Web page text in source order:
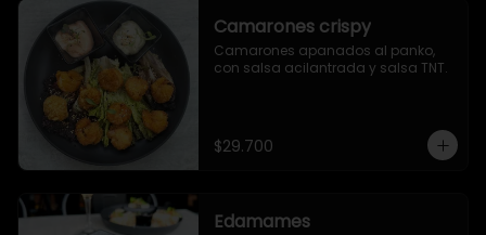
Camarones crispy
Camarones apanados al panko,
con salsa acilantrada y salsa TNT.
$29.700
Edamames